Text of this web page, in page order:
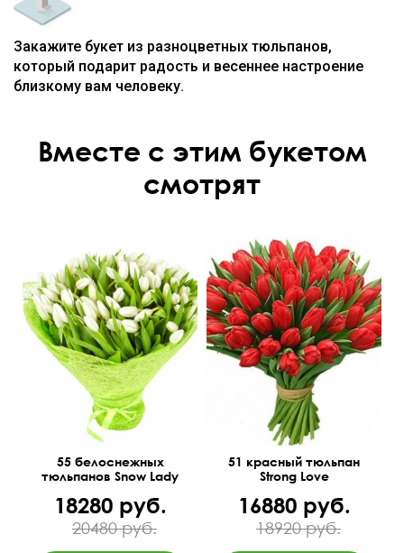
Закажите букет из разноцветных тюльпанов,
который подарит радость и весеннее настроение
близкому вам человеку.
Вместе с этим букетом
смотрят
55 белоснежных
тюльпанов Snow Lady
18280 руб.
20480 руб.
51 красный тюльпан
Strong Love
16880 руб.
18920 руб.